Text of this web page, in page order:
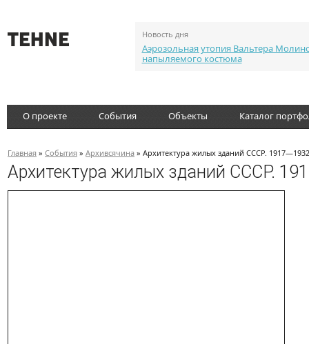
Новость дня
Аэрозольная утопия Вальтера
напыляемого костюма
О проекте События Объекты Каталог
Главная » События » Архивсячина » Архитектура жилых зданий СССР. 1917—1932
Архитектура жилых зданий СССР.